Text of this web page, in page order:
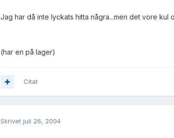
Jag har då inte lyckats hitta några...men det vore kul
(har en på lager)
Citat
Skrivet juli 26, 2004